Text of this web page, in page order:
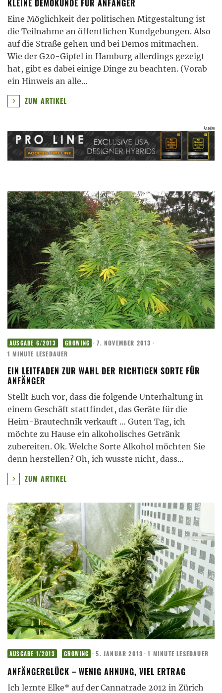
KLEINE DEMOKUNDE FÜR ANFÄNGER
Eine Möglichkeit der politischen Mitgestaltung ist
die Teilnahme an öffentlichen Kundgebungen. Also
auf die Straße gehen und bei Demos mitmachen.
Wie der G20-Gipfel in Hamburg allerdings gezeigt
hat, gibt es dabei einige Dinge zu beachten. (Vorab
ein Hinweis an alle...
ZUM ARTIKEL
AUSGABE 6/2013 GROWING · 7. NOVEMBER 2013 ·
1 MINUTE LESEDAUER
EIN LEITFADEN ZUR WAHL DER RICHTIGEN SORTE FÜR
ANFÄNGER
Stellt Euch vor, dass die folgende Unterhaltung in
einem Geschäft stattfindet, das Geräte für die
Heim-Brautechnik verkauft … Guten Tag, ich
möchte zu Hause ein alkoholisches Getränk
zubereiten. Ok. Welche Sorte Alkohol möchten Sie
denn herstellen? Oh, ich wusste nicht, dass...
ZUM ARTIKEL
AUSGABE 1/2013 GROWING · 5. JANUAR 2013 · 1 MINUTE LESEDAUER
ANFÄNGERGLÜCK – WENIG AHNUNG, VIEL ERTRAG
Ich lernte Elke* auf der Cannatrade 2012 in Zürich